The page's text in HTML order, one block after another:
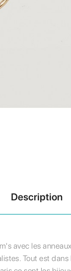
Description
avec les
Tout est